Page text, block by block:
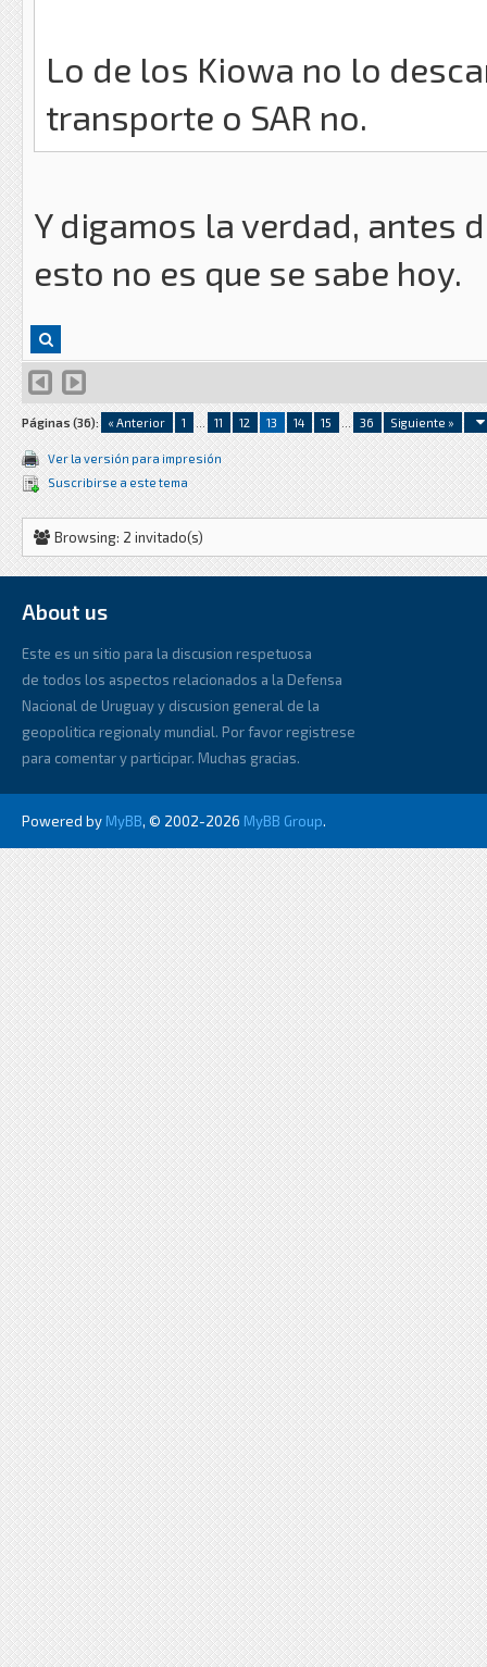
Lo de los Kiowa no lo
transporte o SAR no.
Y digamos la verdad, antes
esto no es que se sabe hoy.
Páginas (36): « Anterior 1 ... 11 12 13 14 15 ... 36 Siguiente »
Ver la versión para impresión
Suscribirse a este tema
Browsing: 2 invitado(s)
About us
Este es un sitio para la discusion respetuosa
de todos los aspectos relacionados a la Defensa
Nacional de Uruguay y discusion general de la
geopolitica regionaly mundial. Por favor registrese
para comentar y participar. Muchas gracias.
Powered by MyBB, © 2002-2026 MyBB Group.